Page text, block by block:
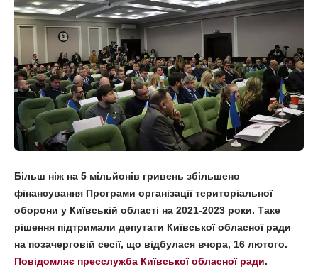
Більш ніж на 5 мільйонів гривень збільшено
фінансування Програми організації територіальної
оборони у Київській області на 2021-2023 роки. Таке
рішення підтримали депутати Київської обласної ради
на позачерговій сесії, що відбулася вчора, 16 лютого.
Повідомляє пресслужба Київської обласної ради.